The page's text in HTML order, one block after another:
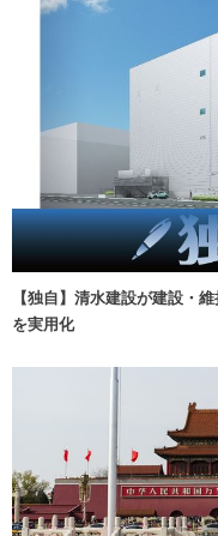
【独自】清水建設が建設・
を実用化